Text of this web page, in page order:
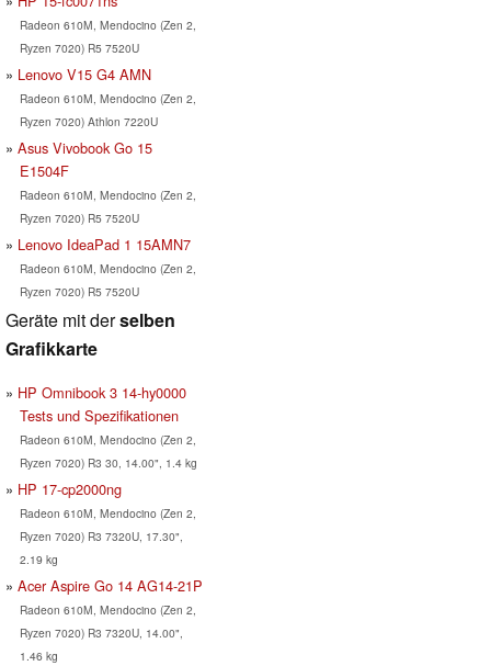
Radeon 610M, Mendocino (Zen 2,
Ryzen 7020) R5 7520U
Lenovo V15 G4 AMN
Radeon 610M, Mendocino (Zen 2,
Ryzen 7020) Athlon 7220U
Asus Vivobook Go 15
E1504F
Radeon 610M, Mendocino (Zen 2,
Ryzen 7020) R5 7520U
Lenovo IdeaPad 1 15AMN7
Radeon 610M, Mendocino (Zen 2,
Ryzen 7020) R5 7520U
Geräte mit derselben
Grafikkarte
HP Omnibook 3 14-hy0000
Tests und Spezifikationen
Radeon 610M, Mendocino (Zen 2,
Ryzen 7020) R3 30, 14.00", 1.4 kg
HP 17-cp2000ng
Radeon 610M, Mendocino (Zen 2,
Ryzen 7020) R3 7320U, 17.30",
2.19 kg
Acer Aspire Go 14 AG14-21P
Radeon 610M, Mendocino (Zen 2,
Ryzen 7020) R3 7320U, 14.00",
1.46 kg